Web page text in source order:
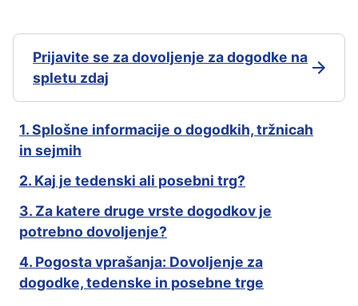
Prijavite se za dovoljenje za dogodke na
spletu zdaj
1. Splošne informacije o dogodkih, tržnicah
in sejmih
2. Kaj je tedenski ali posebni trg?
3. Za katere druge vrste dogodkov je
potrebno dovoljenje?
4. Pogosta vprašanja: Dovoljenje za
dogodke, tedenske in posebne trge